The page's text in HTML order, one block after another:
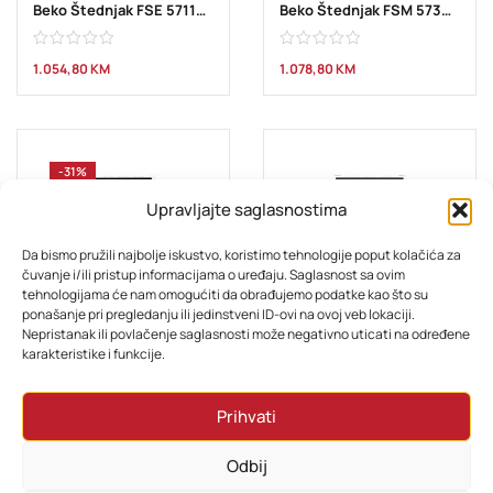
Upravljajte saglasnostima
Da bismo pružili najbolje iskustvo, koristimo tehnologije poput kolačića za
čuvanje i/ili pristup informacijama o uređaju. Saglasnost sa ovim
tehnologijama će nam omogućiti da obrađujemo podatke kao što su
ponašanje pri pregledanju ili jedinstveni ID-ovi na ovoj veb lokaciji.
Nepristanak ili povlačenje saglasnosti može negativno uticati na određene
karakteristike i funkcije.
Prihvati
Odbij
Beko Štednjak FSE 57110 GW
1.054,80KM
Beko Štednjak FSM 57300 GX
1.078,80KM
-31%
BIJELA TEHNIKA